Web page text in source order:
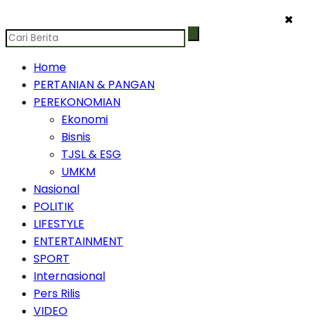
✖
Home
PERTANIAN & PANGAN
PEREKONOMIAN
Ekonomi
Bisnis
TJSL & ESG
UMKM
Nasional
POLITIK
LIFESTYLE
ENTERTAINMENT
SPORT
Internasional
Pers Rilis
VIDEO